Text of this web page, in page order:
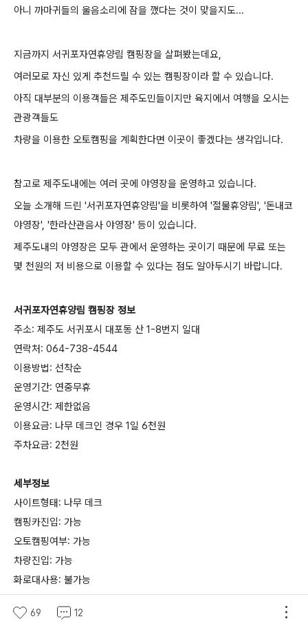
아니 까마귀들의 울음소리에 잠을 깼다는 것이 맞을지도...
지금까지 서귀포자연휴양림 캠핑장을 살펴봤는데요,
여러모로 자신 있게 추천드릴 수 있는 캠핑장이라 할 수 있습니다.
아직 대부분의 이용객들은 제주도민들이지만 육지에서 여행을 오시는
관광객들도
차량을 이용한 오토캠핑을 계획한다면 이곳이 좋겠다는 생각입니다.
참고로 제주도내에는 여러 곳에 야영장을 운영하고 있습니다.
오늘 소개해 드린 '서귀포자연휴양림'을 비롯하여 '절물휴양림', '돈내코
야영장', '한라산관음사 야영장' 등이 있습니다.
제주도내의 야영장은 모두 관에서 운영하는 곳이기 때문에 무료 또는
몇 천원의 저 비용으로 이용할 수 있다는 점도 알아두시기 바랍니다.
서귀포자연휴양림 캠핑장 정보
주소: 제주도 서귀포시 대포동 산 1-8번지 일대
연락처: 064-738-4544
이용방법: 선착순
운영기간: 연중무휴
운영시간: 제한없음
이용요금: 나무 데크인 경우 1일 6천원
주차요금: 2천원
세부정보
사이트형태: 나무 데크
캠핑카진입: 가능
오토캠핑여부: 가능
차량진입: 가능
화로대사용: 불가능
화장실유무: 유, 세면대 온수 안 나옴
69 12